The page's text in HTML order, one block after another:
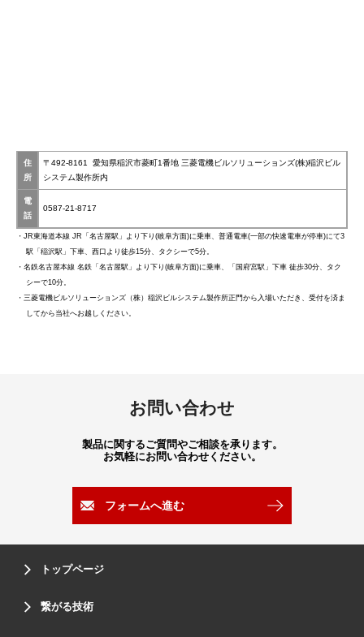
住
所
〒492-8161 愛知県稲沢市菱町1番地 三菱電機ビルソリューションズ(株)稲沢ビル
システム製作所内
電
話
0587-21-8717
・JR東海道本線 JR「名古屋駅」より下り(岐阜方面)に乗車、普通電車(一部の快速電車が停車)にて3
駅「稲沢駅」下車、西口より徒歩15分、タクシーで5分。
・名鉄名古屋本線 名鉄「名古屋駅」より下り(岐阜方面)に乗車、「国府宮駅」下車 徒歩30分、タク
シーで10分。
・三菱電機ビルソリューションズ（株）稲沢ビルシステム製作所正門から入場いただき、受付を済ま
してから当社へお越しください。
お問い合わせ
製品に関するご質問やご相談を承ります。
お気軽にお問い合わせください。
フォームへ進む
トップページ
繋がる技術